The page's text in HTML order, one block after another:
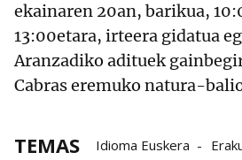
ekainaren 20an, barikua,
13:00etara, irteera gidatua
Aranzadiko adituek
Cabras eremuko natura-
TEMAS Idioma Euskera